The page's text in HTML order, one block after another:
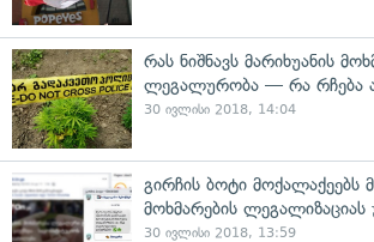
რას ნიშნავს მარიხუანის
ლეგალურობა — რა რჩება
30 ივლისი 2018, 14:04
გირჩის ბოტი მოქალაქეებს
მოხმარების
30 ივლისი 2018, 13:59